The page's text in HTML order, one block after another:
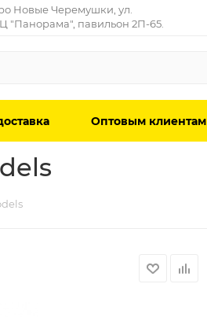
Новые Черемушки, ул.
"Панорама", павильон 2П-65.
Оптовым клиентам